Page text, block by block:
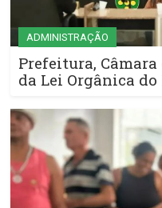
ADMINISTRAÇÃO
Prefeitura,
da Lei Orgânica